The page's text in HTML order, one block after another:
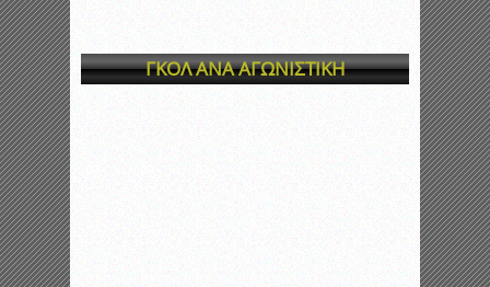
ΓΚΟΛ ΑΝΑ ΑΓΩΝΙΣΤΙΚΗ